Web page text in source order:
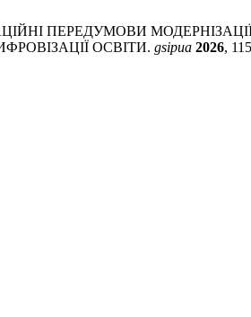
ПЕРЕДУМОВИ
ОСВІТИ. gsipua 2026,